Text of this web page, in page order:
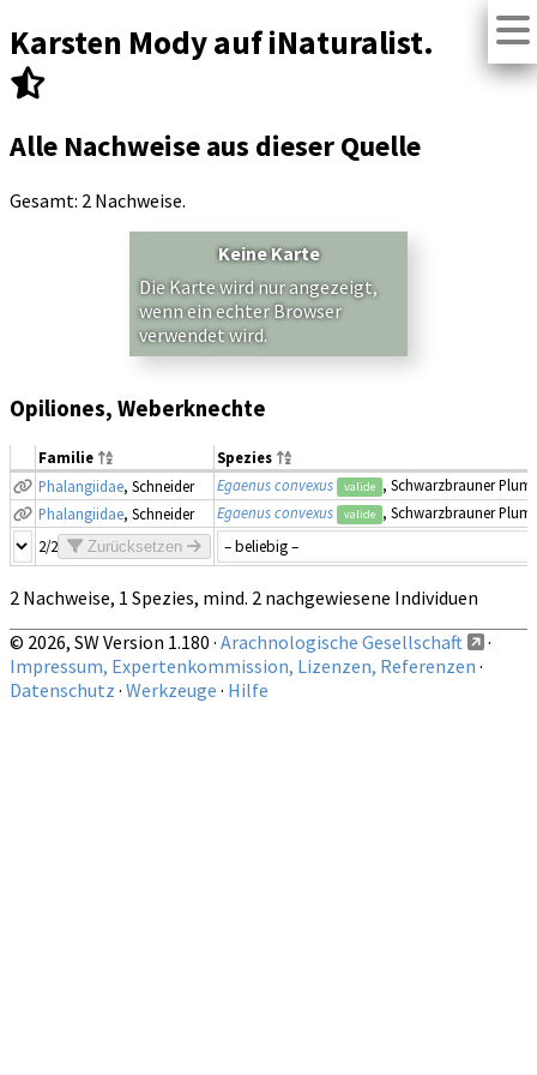
Karsten Mody auf iNaturalist.
Alle Nachweise aus dieser Quelle
Gesamt: 2 Nachweise.
Keine Karte
Die Karte wird nur angezeigt,
wenn ein echter Browser
verwendet wird.
Opiliones, Weberknechte
Familie
Spezies
Phalangiidae, Schneider Egaenus convexus valide , Schwarzbrauner
Phalangiidae, Schneider Egaenus convexus valide , Schwarzbrauner
2/2
Zurücksetzen
2 Nachweise, 1 Spezies, mind. 2 nachgewiesene Individuen
© 2026, SW Version 1.180 · Arachnologische Gesellschaft
·
Impressum, Expertenkommission, Lizenzen, Referenzen ·
Datenschutz · Werkzeuge · Hilfe